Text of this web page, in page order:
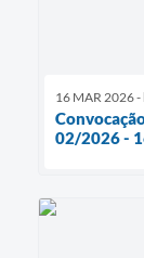
16 MAR 2026 -
02/2026 -